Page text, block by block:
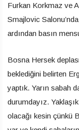
Furkan Korkmaz ve
Smajlovic
ardından basın
Bosna Hersek
beklediğini belirten
yaptık. Yarın sabah
durumdayız.
olacağı kesin çünkü